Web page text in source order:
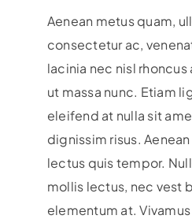
Aenean metus quam,
consectetur ac,
lacinia nec nisl
ut massa nunc. Etiam
eleifend at nulla sit
dignissim risus.
lectus quis tempor.
mollis lectus, nec vest
elementum at.